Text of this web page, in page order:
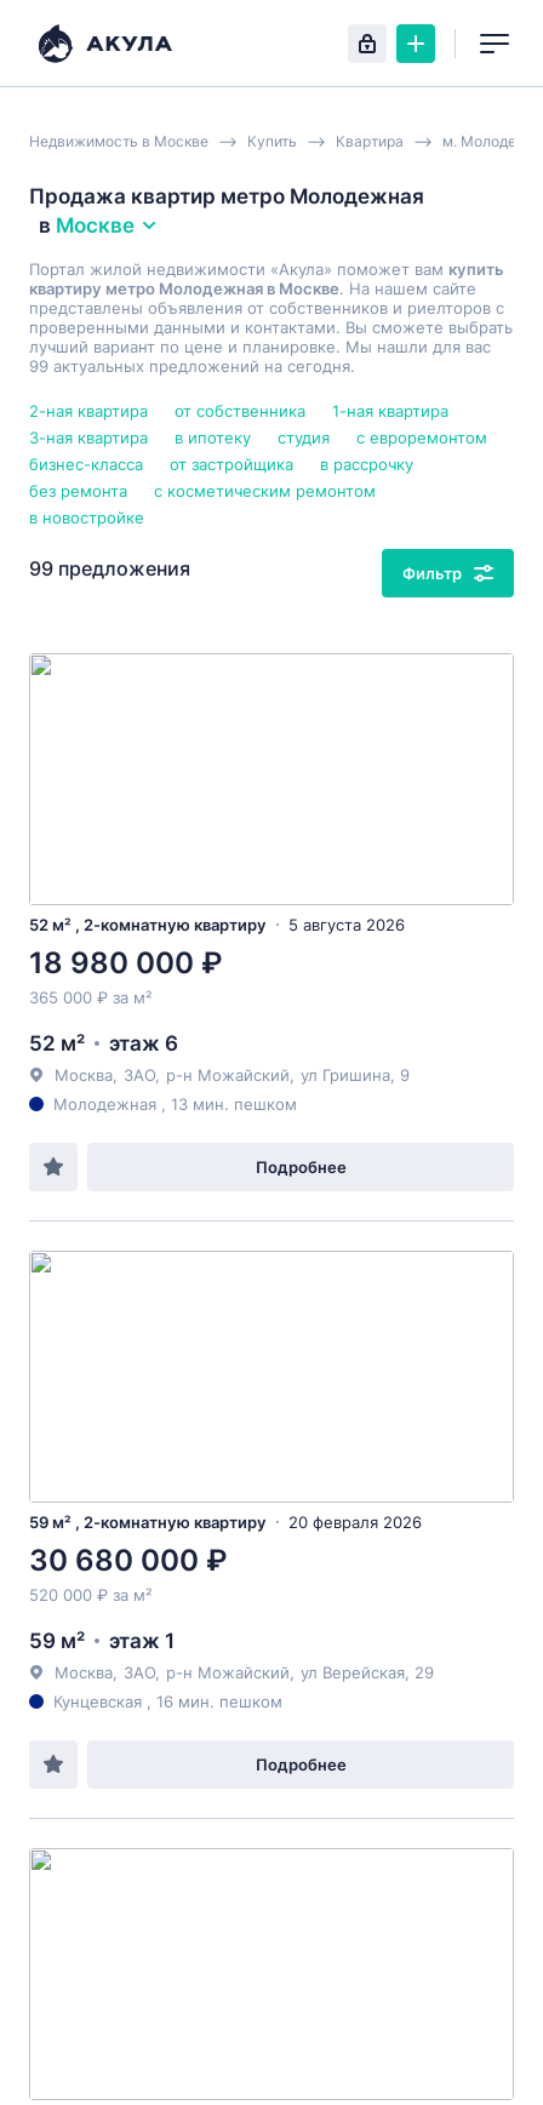
Недвижимость в Москве Купить Квартира м.
Продажа квартир метро Молодежная
в Москве
Портал жилой недвижимости «Акула» поможет вам купить
квартиру метро Молодежная в Москве. На нашем сайте
представлены объявления от собственников и риелторов с
проверенными данными и контактами. Вы сможете выбрать
лучший вариант по цене и планировке. Мы нашли для вас
99 актуальных предложений на сегодня.
2-ная квартира от собственника
1-ная квартира
3-ная квартира
в ипотеку студия
с евроремонтом
бизнес-класса
от застройщика
в рассрочку
без ремонта
с косметическим ремонтом
в новостройке
99 предложения Фильтр
52 м² , 2-комнатную квартиру 5 августа 2026
18 980 000 ₽
365 000 ₽ за м²
52 м² этаж 6
Москва ЗАО р-н Можайский ул Гришина , 9
Молодежная , 13 мин. пешком
Подробнее
59 м² , 2-комнатную квартиру 20 февраля 2026
30 680 000 ₽
520 000 ₽ за м²
59 м² этаж 1
Москва ЗАО р-н Можайский ул Верейская , 29
Кунцевская , 16 мин. пешком
Подробнее